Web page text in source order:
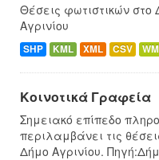
Θέσεις φωτιστικών στο
Αγρινίου
SHP KML XML CSV
Κοινοτικά Γραφεία
Σημειακό επίπεδο
περιλαμβάνει τις
Δήμο Αγρινίου.